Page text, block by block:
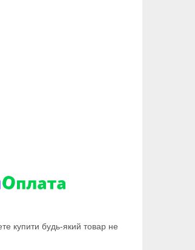
купити будь-який товар не